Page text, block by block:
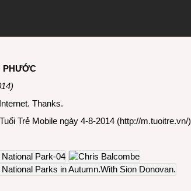
PHƯỚC
Thanks.
Trẻ Mobile ngày 4-8-2014 (http://m.tuoitre.vn/)